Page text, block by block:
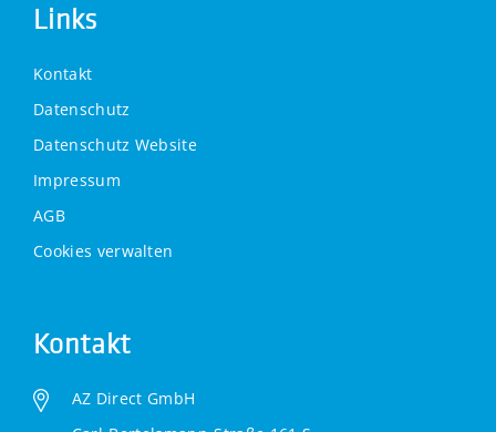
Links
Kontakt
Datenschutz
Datenschutz Website
Impressum
AGB
Cookies verwalten
Kontakt
AZ Direct GmbH